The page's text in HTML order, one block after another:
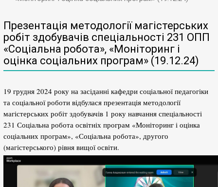
Презентація методології магістерських
робіт здобувачів спеціальності 231 ОПП
«Соціальна робота», «Моніторинг і
оцінка соціальних програм» (19.12.24)
19 грудня 2024 року на засіданні кафедри соціальної педагогіки
та соціальної роботи відбулася презентація методології
магістерських робіт здобувачів 1 року навчання спеціальності
231 Соціальна робота освітніх програм «Моніторинг і оцінка
соціальних програм», «Соціальна робота», другого
(магістерського) рівня вищої освіти.